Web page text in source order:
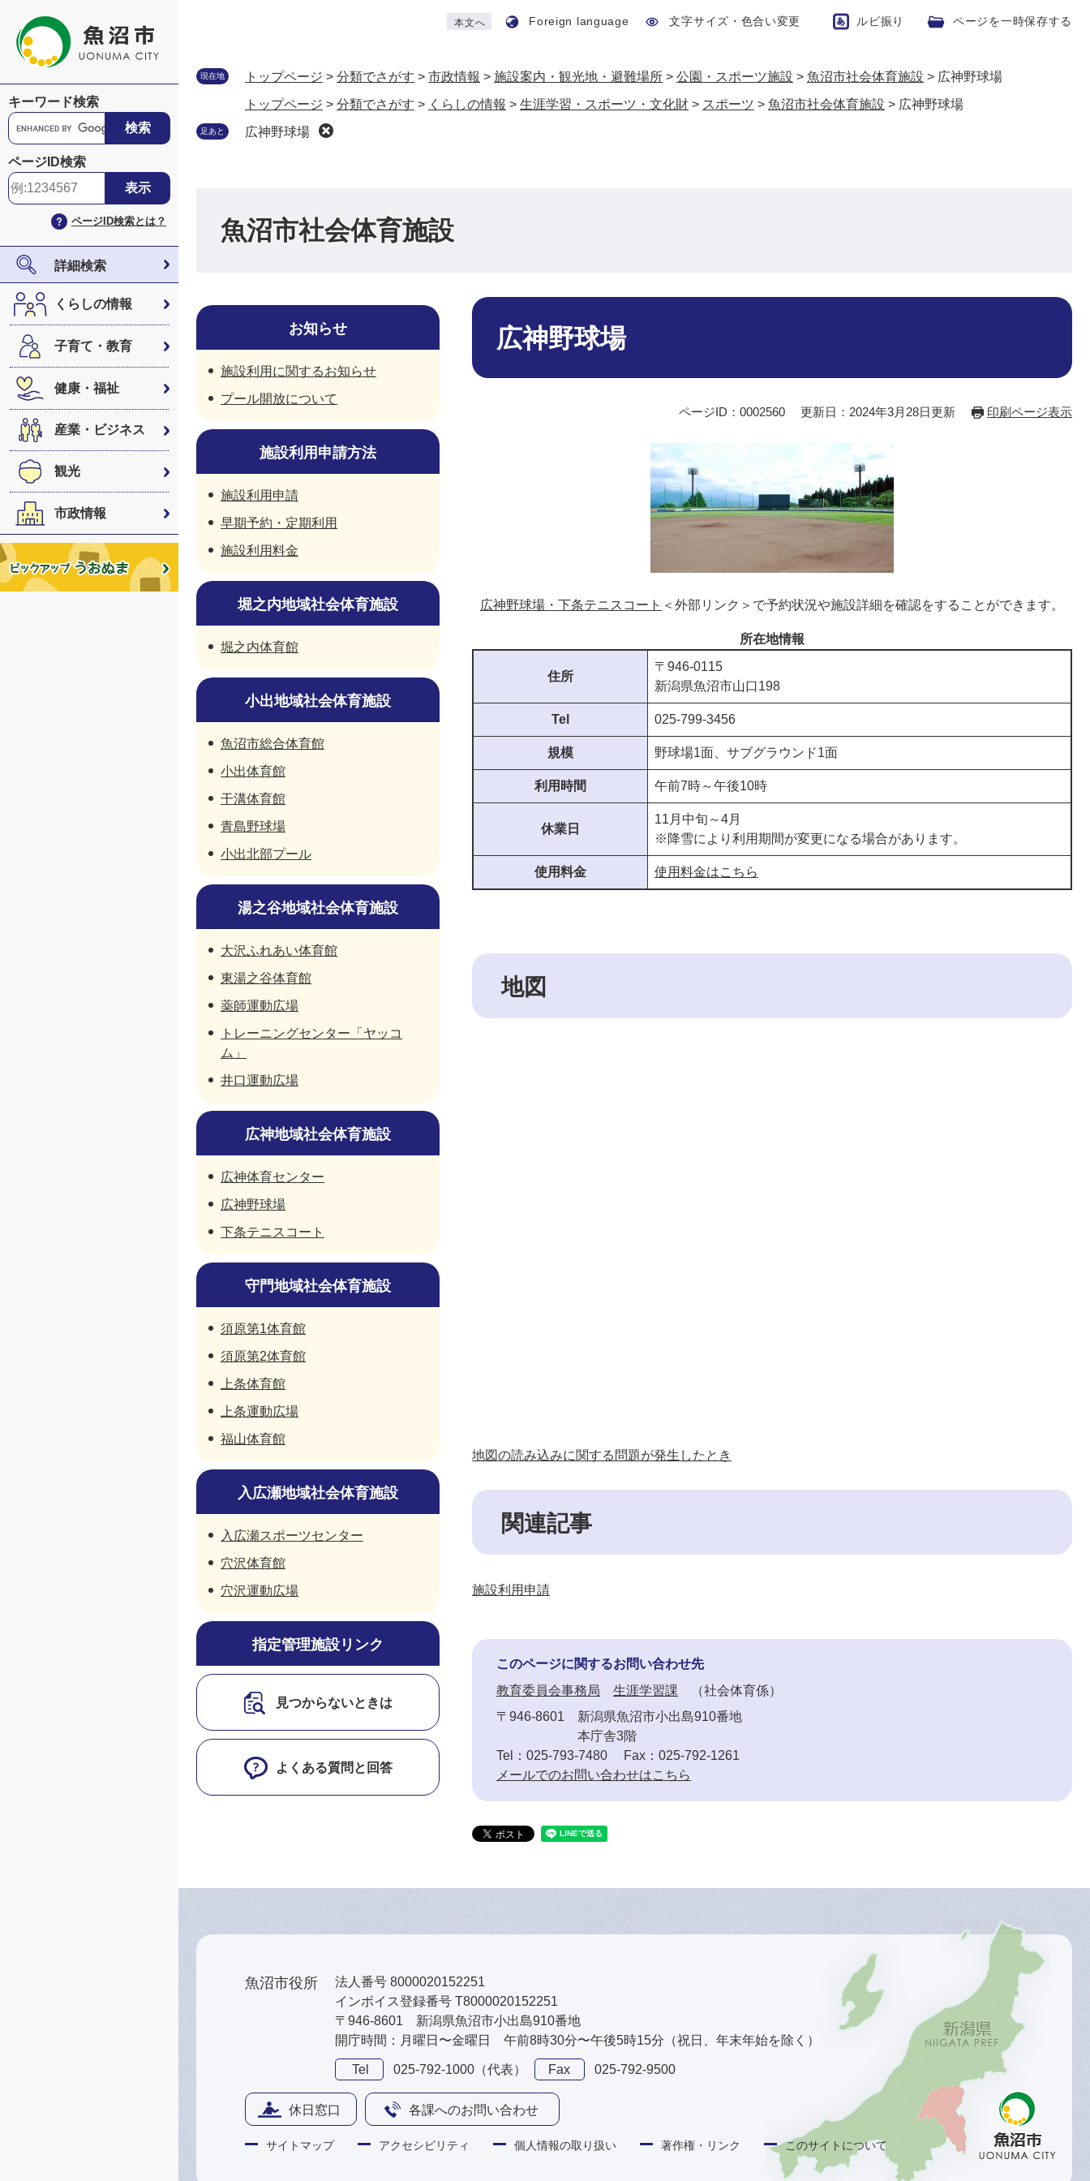
本文へ Foreign language 文字サイズ・色合い変更 ルビ振り ページを一時保存する
キーワード検索
G
o
o
g
ス
タ
ム
検
索
ページID検索
ページID検索とは？
詳細検索
くらしの情報
子育て・教育
健康・福祉
産業・ビジネス
観光
市政情報
現在地 トップページ > 分類でさがす > 市政情報 > 施設案内・観光地・避難場所 > 公園・スポーツ施設 > 魚沼市社会体育施設 > 広神野球場
トップページ > 分類でさがす > くらしの情報 > 生涯学習・スポーツ・文化財 > スポーツ > 魚沼市社会体育施設 > 広神野球場
足あと 広神野球場
魚沼市社会体育施設
本
広神野球場
ページID：0002560 更新日：2024年3月28日更新 印刷ページ表示
広神野球場・下条テニスコート ＜外部リンク＞ で予約状況や施設詳細を確認をすることができます。
所在地情報
住所
〒946-0115
新潟県魚沼市山口198
Tel 025-799-3456
規模 野球場1面、サブグラウンド1面
利用時間 午前7時～午後10時
休業日
11月中旬～4月
※降雪により利用期間が変更になる場合があります。
使用料金 使用料金はこちら
地図
地図の読み込みに関する問題が発生したとき
関連記事
施設利用申請
このページに関するお問い合わせ先
教育委員会事務局
生涯学習課
社会体育係
〒946-8601
新潟県魚沼市小出島910番地
本庁舎3階
Tel：025-793-7480
Fax：025-792-1261
メールでのお問い合わせはこちら
お知らせ
施設利用に関するお知らせ
プール開放について
施設利用申請方法
施設利用申請
早期予約・定期利用
施設利用料金
堀之内地域社会体育施設
堀之内体育館
小出地域社会体育施設
魚沼市総合体育館
小出体育館
干溝体育館
青島野球場
小出北部プール
湯之谷地域社会体育施設
大沢ふれあい体育館
東湯之谷体育館
薬師運動広場
トレーニングセンター「ヤッコ
ム」
井口運動広場
広神地域社会体育施設
広神体育センター
広神野球場
下条テニスコート
守門地域社会体育施設
須原第1体育館
須原第2体育館
上条体育館
上条運動広場
福山体育館
入広瀬地域社会体育施設
入広瀬スポーツセンター
穴沢体育館
穴沢運動広場
指定管理施設リンク
見つからないときは
よくある質問と回答
魚沼市役所
法人番号 8000020152251
インボイス登録番号 T8000020152251
〒946-8601 新潟県魚沼市小出島910番地
開庁時間：月曜日〜金曜日 午前8時30分〜午後5時15分（祝日、年末年始を除く）
Tel 025-792-1000（代表） Fax 025-792-9500
休日窓口 各課へのお問い合わせ
サイトマップ アクセシビリティ 個人情報の取り扱い 著作権・リンク このサイトについて